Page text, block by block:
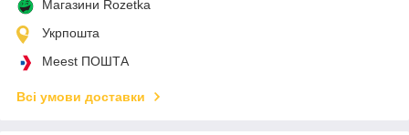
Магазини Rozetka
Укрпошта
Meest ПОШТА
Всі умови доставки